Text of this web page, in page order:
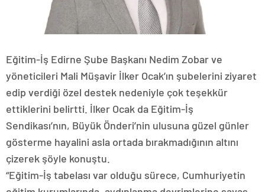
Eğitim-İş Edirne Şube Başkanı Nedim Zobar ve
yöneticileri Mali Müşavir İlker Ocak’ın şubelerini ziyaret
edip verdiği özel destek nedeniyle çok teşekkür
ettiklerini belirtti. İlker Ocak da Eğitim-İş
Sendikası’nın, Büyük Önderi’nin ulusuna güzel günler
gösterme hayalini asla ortada bırakmadığının altını
çizerek şöyle konuştu.
“Eğitim-İş tabelası var olduğu sürece, Cumhuriyetin